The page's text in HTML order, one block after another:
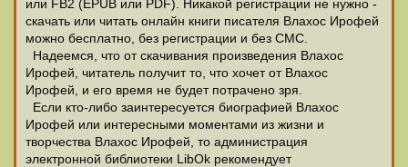
или FB2 (EPUB или PDF). Никакой регистрации не нужно -
скачать или читать онлайн книги писателя Влахос Ирофей
можно бесплатно, без регистрации и без СМС.
Надеемся, что от скачивания произведения Влахос
Ирофей, читатель получит то, что хочет от Влахос
Ирофей, и его время не будет потрачено зря.
Если кто-либо заинтересуется биографией Влахос
Ирофей или интересными моментами из жизни и
творчества Влахос Ирофей, то администрация
электронной библиотеки LibOk рекомендует